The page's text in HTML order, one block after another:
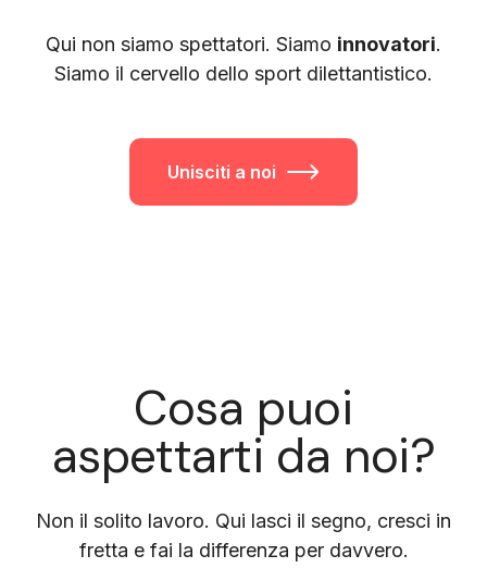
Qui non siamo spettatori. Siamo innovatori.
Siamo il cervello dello sport dilettantistico.
Unisciti a noi
Cosa puoi
aspettarti da noi?
Non il solito lavoro. Qui lasci il segno, cresci in
fretta e fai la differenza per davvero.